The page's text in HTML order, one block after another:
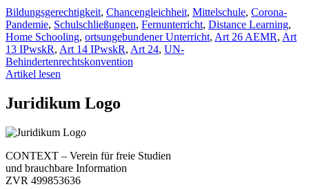
Bildungsgerechtigkeit, Chancengleichheit, Mittelschule, Corona-
Pandemie, Schulschließungen, Fernunterricht, Distance Learning,
Home Schooling, ortsungebundener Unterricht, Art 26 AEMR, Art
13 IPwskR, Art 14 IPwskR, Art 24, UN-
Behindertenrechtskonvention
Artikel lesen
Juridikum Logo
CONTEXT – Verein für freie Studien
und brauchbare Information
ZVR 499853636